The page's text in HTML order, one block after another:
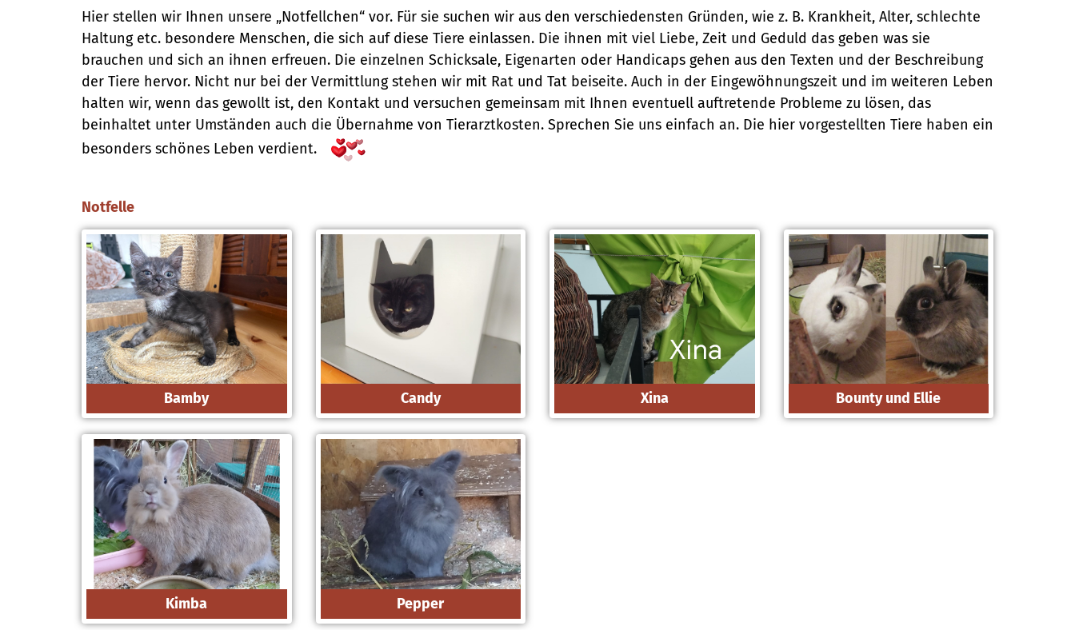
Hier stellen wir Ihnen unsere „Notfellchen“ vor. Für sie suchen wir aus den verschiedensten Gründen, wie z. B. Krankheit, Alter, schlechte
Haltung etc. besondere Menschen, die sich auf diese Tiere einlassen. Die ihnen mit viel Liebe, Zeit und Geduld das geben was sie
brauchen und sich an ihnen erfreuen. Die einzelnen Schicksale, Eigenarten oder Handicaps gehen aus den Texten und der Beschreibung
der Tiere hervor. Nicht nur bei der Vermittlung stehen wir mit Rat und Tat beiseite. Auch in der Eingewöhnungszeit und im weiteren Leben
halten wir, wenn das gewollt ist, den Kontakt und versuchen gemeinsam mit Ihnen eventuell auftretende Probleme zu lösen, das
beinhaltet unter Umständen auch die Übernahme von Tierarztkosten. Sprechen Sie uns einfach an. Die hier vorgestellten Tiere haben ein
besonders schönes Leben verdient.
Notfelle
Bamby Candy Xina Bounty und Ellie
Kimba Pepper